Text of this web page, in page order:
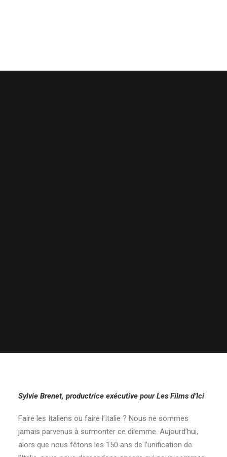
Sylvie Brenet, productrice exécutive pour Les Films d’Ici
Faire les Italiens ou faire l’Italie ? Nous ne sommes
jamais parvenus à surmonter ce dilemme. Aujourd’hui,
alors que nous fêtons les 150 ans de l’unification de